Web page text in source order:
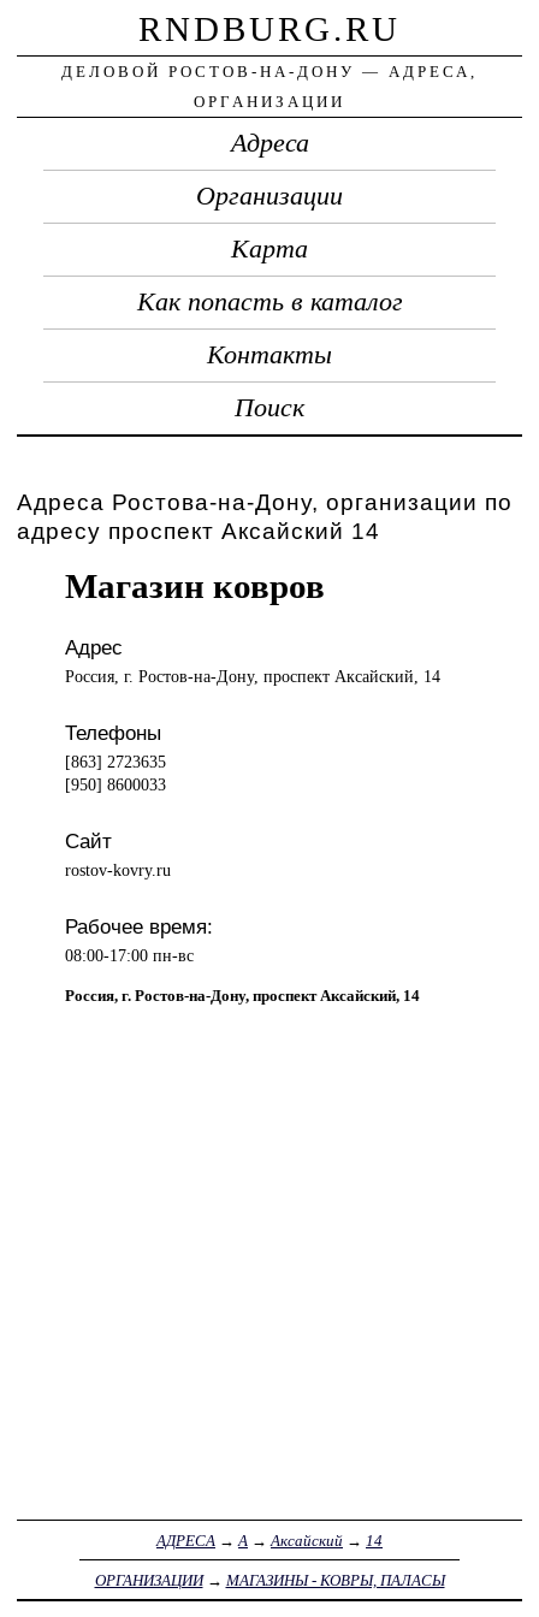
RNDBURG.RU
ДЕЛОВОЙ РОСТОВ-НА-ДОНУ — АДРЕСА,
ОРГАНИЗАЦИИ
Адреса
Организации
Карта
Как попасть в каталог
Контакты
Поиск
Адреса Ростова-на-Дону, организации по
адресу проспект Аксайский 14
Магазин ковров
Адрес
Россия, г. Ростов-на-Дону, проспект Аксайский, 14
Телефоны
[863] 2723635
[950] 8600033
Сайт
rostov-kovry.ru
Рабочее время:
08:00-17:00 пн-вс
Россия, г. Ростов-на-Дону, проспект Аксайский, 14
АДРЕСА → А → Аксайский → 14
ОРГАНИЗАЦИИ→ МАГАЗИНЫ - КОВРЫ, ПАЛАСЫ